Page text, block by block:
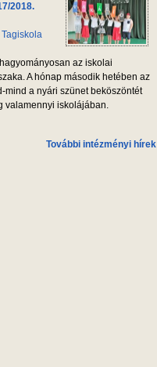
2018.
az iskolai
A hónap második hetében az
mind a nyári szünet beköszöntét
valamennyi iskolájában.
További intézményi hírek